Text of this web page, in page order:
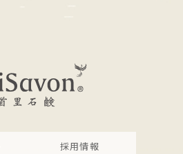
採用情報